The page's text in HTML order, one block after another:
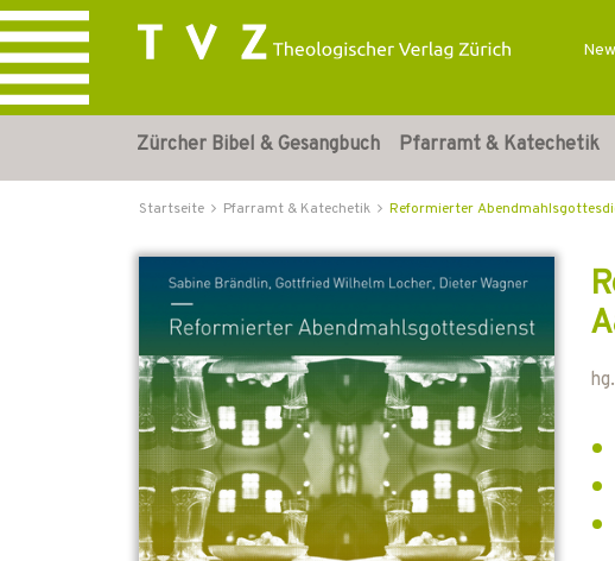
Zürcher Bibel & Gesangbuch Pfarramt & Katechetik
Startseite Pfarramt & Katechetik Reformierter